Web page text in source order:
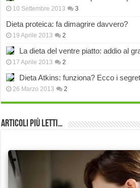
10 Settembre 2013 3
Dieta proteica: fa dimagrire davvero?
19 Aprile 2013 2
La dieta del ventre piatto: addio al
17 Aprile 2013 2
Dieta Atkins: funziona? Ecco i
26 Marzo 2013 2
Articoli più Letti…